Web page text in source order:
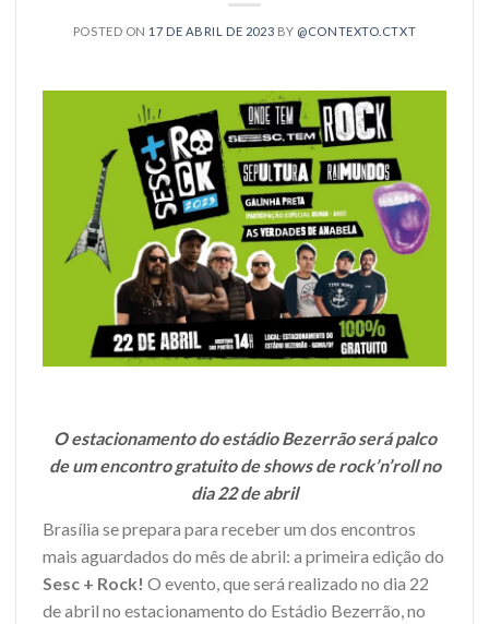
POSTED ON 17 DE ABRIL DE 2023 BY @CONTEXTO.CTXT
O estacionamento do estádio Bezerrão será palco
de um encontro gratuito de shows de rock’n’roll no
dia 22 de abril
Brasília se prepara para receber um dos encontros
mais aguardados do mês de abril: a primeira edição do
Sesc + Rock! O evento, que será realizado no dia 22
de abril no estacionamento do Estádio Bezerrão, no